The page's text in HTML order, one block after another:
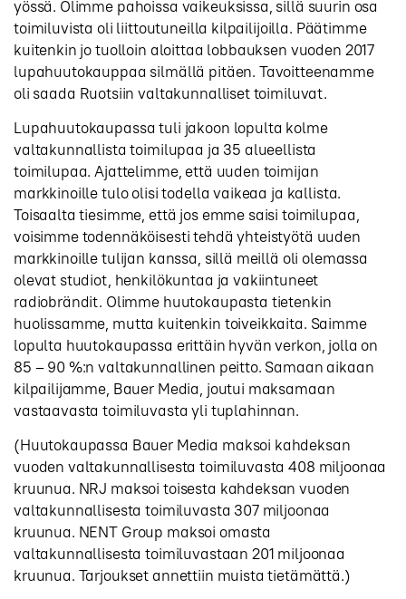
yössä. Olimme pahoissa vaikeuksissa, sillä suurin osa
toimiluvista oli liittoutuneilla kilpailijoilla. Päätimme
kuitenkin jo tuolloin aloittaa lobbauksen vuoden 2017
lupahuutokauppaa silmällä pitäen. Tavoitteenamme
oli saada Ruotsiin valtakunnalliset toimiluvat.
Lupahuutokaupassa tuli jakoon lopulta kolme
valtakunnallista toimilupaa ja 35 alueellista
toimilupaa. Ajattelimme, että uuden toimijan
markkinoille tulo olisi todella vaikeaa ja kallista.
Toisaalta tiesimme, että jos emme saisi toimilupaa,
voisimme todennäköisesti tehdä yhteistyötä uuden
markkinoille tulijan kanssa, sillä meillä oli olemassa
olevat studiot, henkilökuntaa ja vakiintuneet
radiobrändit. Olimme huutokaupasta tietenkin
huolissamme, mutta kuitenkin toiveikkaita. Saimme
lopulta huutokaupassa erittäin hyvän verkon, jolla on
85 – 90 %:n valtakunnallinen peitto. Samaan aikaan
kilpailijamme, Bauer Media, joutui maksamaan
vastaavasta toimiluvasta yli tuplahinnan.
(Huutokaupassa Bauer Media maksoi kahdeksan
vuoden valtakunnallisesta toimiluvasta 408 miljoonaa
kruunua. NRJ maksoi toisesta kahdeksan vuoden
valtakunnallisesta toimiluvasta 307 miljoonaa
kruunua. NENT Group maksoi omasta
valtakunnallisesta toimiluvastaan 201 miljoonaa
kruunua. Tarjoukset annettiin muista tietämättä.)